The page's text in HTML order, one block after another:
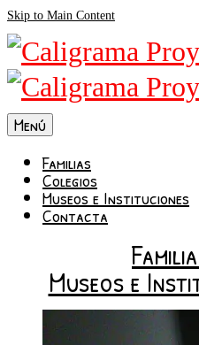
Skip to Main Content
Menú
Familias
Colegios
Museos e Instituciones
Contacta
Museos e